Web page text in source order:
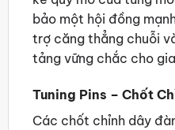
bảo một hội đồng
trợ căng thẳng chuỗi
tảng vững chắc cho
Tuning Pins – Chốt
Các chốt chỉnh dây